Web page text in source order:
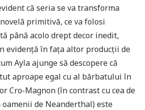
că seria se va transforma
primitivă, ce va folosi
până acolo drept decor inedit,
evidență în fața altor producții de
Ayla ajunge să descopere că
aproape egal cu al bărbatului în
Cro-Magnon (în contrast cu cea de
de Neanderthal) este